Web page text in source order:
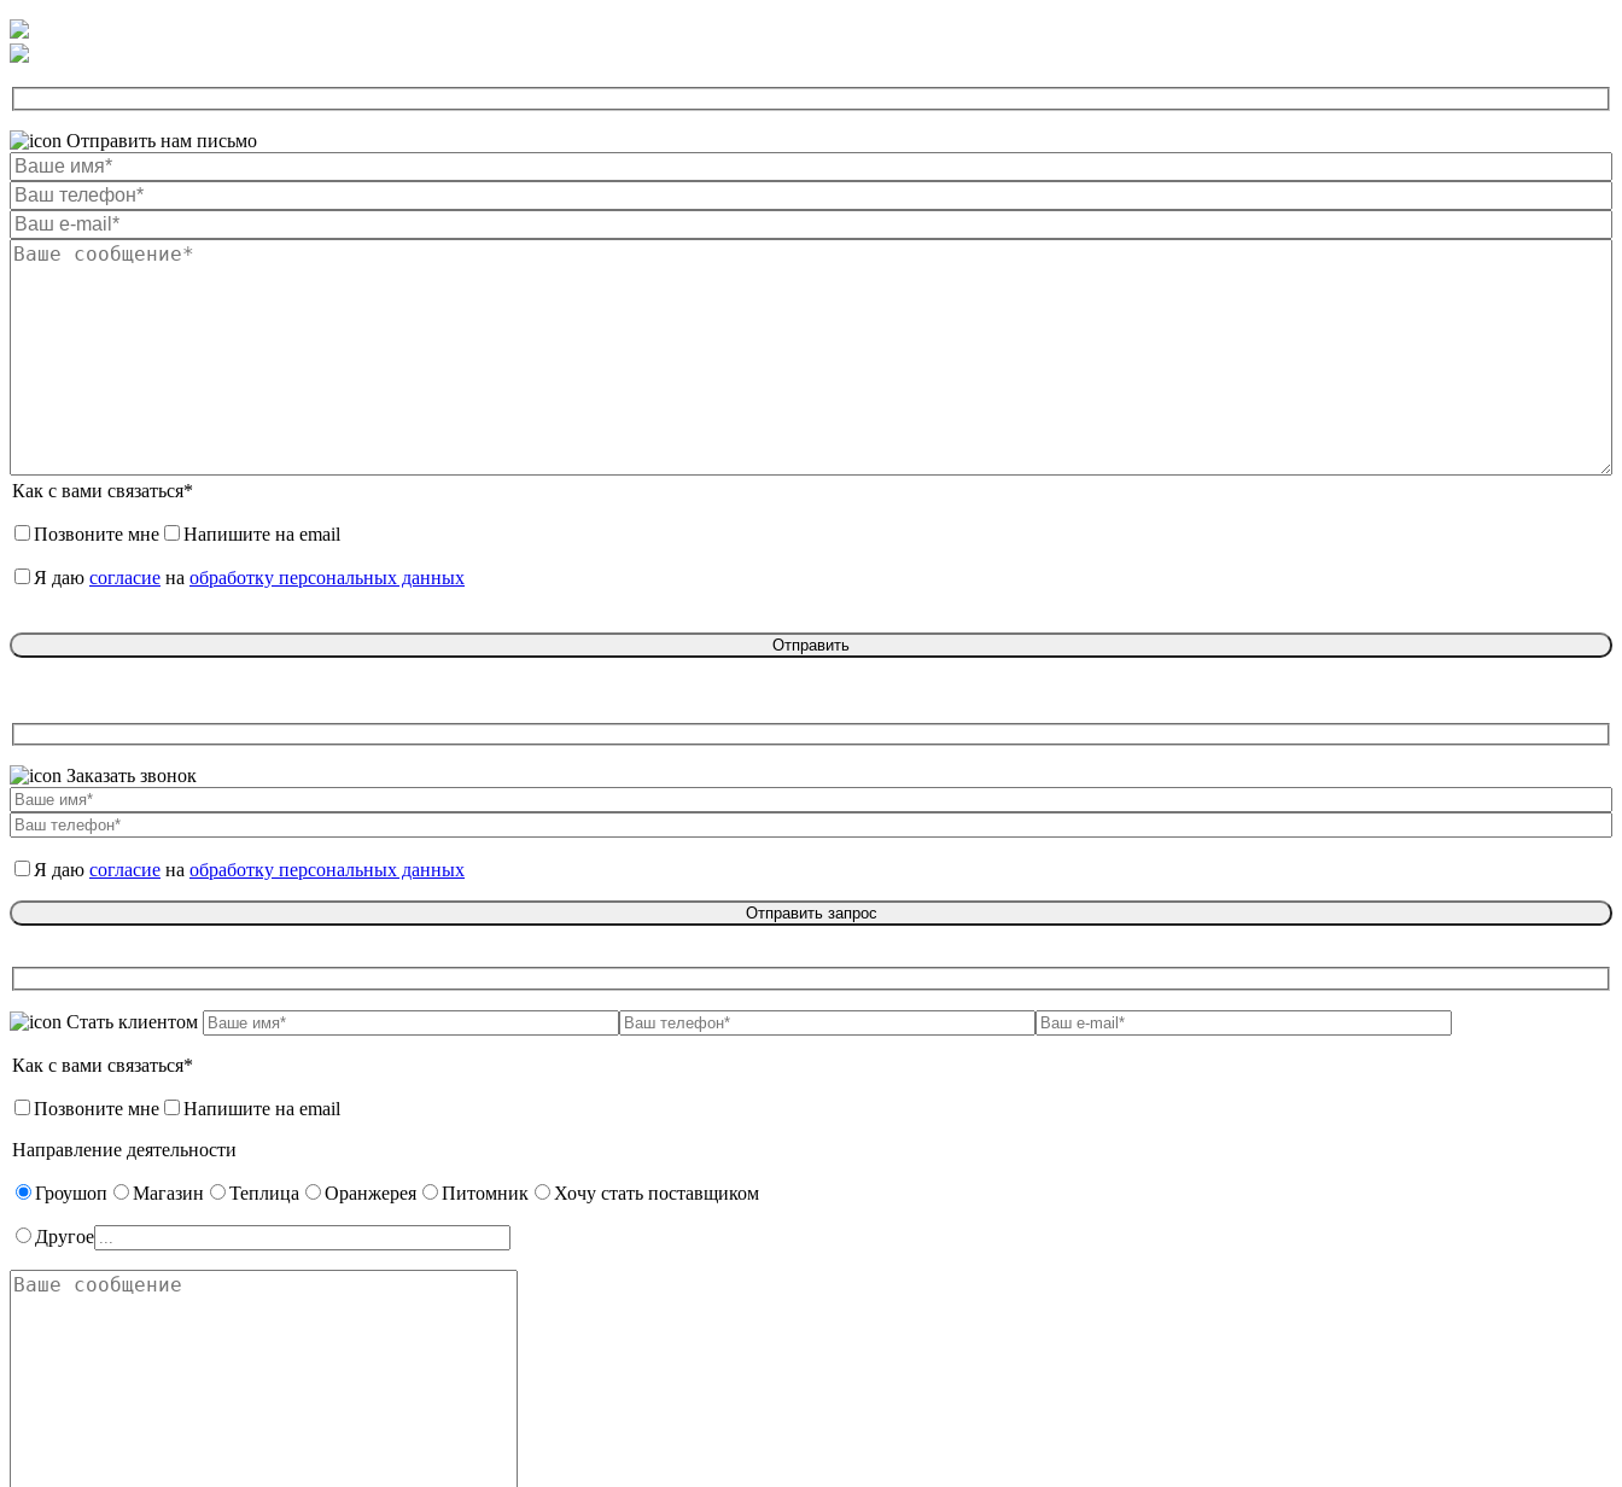
Отправить нам письмо
Как с вами связаться*
Позвоните мне Напишите на email
Я даю согласие на обработку персональных данных
Заказать звонок
Я даю согласие на обработку персональных данных
Стать клиентом
Как с вами связаться*
Позвоните мне
Напишите на email
Направление деятельности
Гроушоп Магазин Теплица Оранжерея Питомник Хочу стать поставщиком
Другое